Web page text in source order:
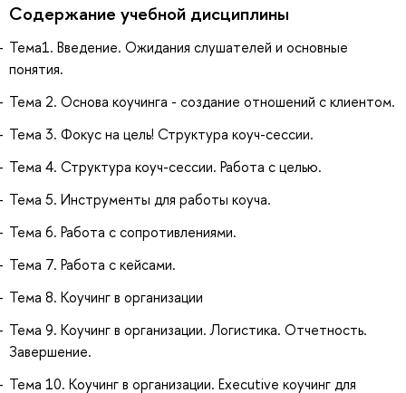
Содержание учебной дисциплины
Тема1. Введение. Ожидания слушателей и основные
понятия.
Тема 2. Основа коучинга - создание отношений с клиентом.
Тема 3. Фокус на цель! Структура коуч-сессии.
Тема 4. Структура коуч-сессии. Работа с целью.
Тема 5. Инструменты для работы коуча.
Тема 6. Работа с сопротивлениями.
Тема 7. Работа с кейсами.
Тема 8. Коучинг в организации
Тема 9. Коучинг в организации. Логистика. Отчетность.
Завершение.
Тема 10. Коучинг в организации. Executive коучинг для